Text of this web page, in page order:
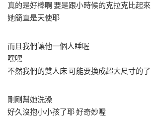
真的是好棒啊 要是跟小時候的克拉克比起來
她簡直是天使耶
而且我們讓他一個人睡喔
嘿嘿
不然我們的雙人床 可能要換成超大尺寸的了
剛剛幫她洗澡
好久沒抱小小孩了耶 好奇妙喔